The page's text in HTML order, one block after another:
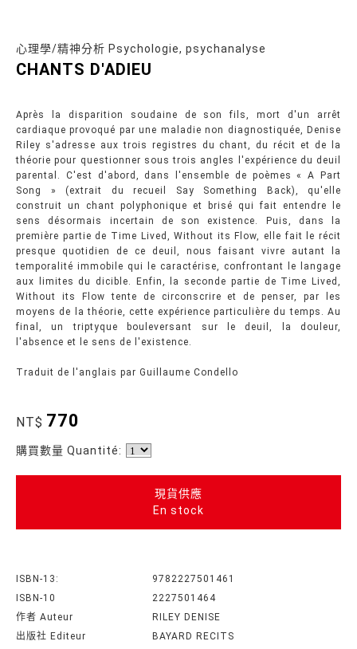
心理學/精神分析 Psychologie, psychanalyse
CHANTS D'ADIEU
Après la disparition soudaine de son fils, mort d'un arrêt
cardiaque provoqué par une maladie non diagnostiquée, Denise
Riley s'adresse aux trois registres du chant, du récit et de la
théorie pour questionner sous trois angles l'expérience du deuil
parental. C'est d'abord, dans l'ensemble de poèmes « A Part
Song » (extrait du recueil Say Something Back), qu'elle
construit un chant polyphonique et brisé qui fait entendre le
sens désormais incertain de son existence. Puis, dans la
première partie de Time Lived, Without its Flow, elle fait le récit
presque quotidien de ce deuil, nous faisant vivre autant la
temporalité immobile qui le caractérise, confrontant le langage
aux limites du dicible. Enfin, la seconde partie de Time Lived,
Without its Flow tente de circonscrire et de penser, par les
moyens de la théorie, cette expérience particulière du temps. Au
final, un triptyque bouleversant sur le deuil, la douleur,
l'absence et le sens de l'existence.
Traduit de l'anglais par Guillaume Condello
NT$ 770
購買數量 Quantité:
現貨供應
En stock
ISBN-13:
9782227501461
ISBN-10
2227501464
作者 Auteur
RILEY DENISE
出版社 Editeur
BAYARD RECITS